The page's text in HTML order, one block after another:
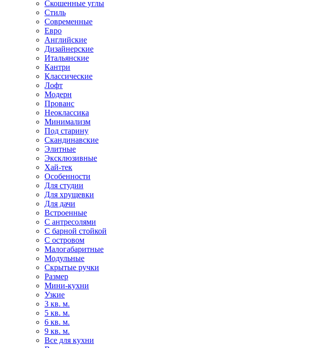
Скошенные углы
Стиль
Современные
Евро
Английские
Дизайнерские
Итальянские
Кантри
Классические
Лофт
Модерн
Прованс
Неоклассика
Минимализм
Под старину
Скандинавские
Элитные
Эксклюзивные
Хай-тек
Особенности
Для студии
Для хрущевки
Для дачи
Встроенные
С антресолями
С барной стойкой
С островом
Малогабаритные
Модульные
Скрытые ручки
Размер
Мини-кухни
Узкие
3 кв. м.
5 кв. м.
6 кв. м.
9 кв. м.
Все для кухни